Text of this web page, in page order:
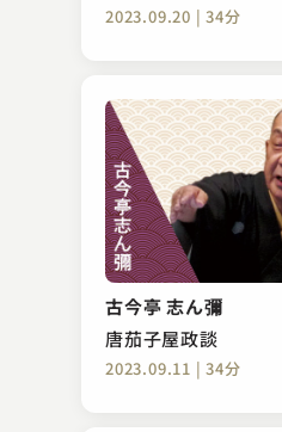
2023.09.20 | 34分
古今亭 志ん彌
唐茄子屋政談
2023.09.11 | 34分